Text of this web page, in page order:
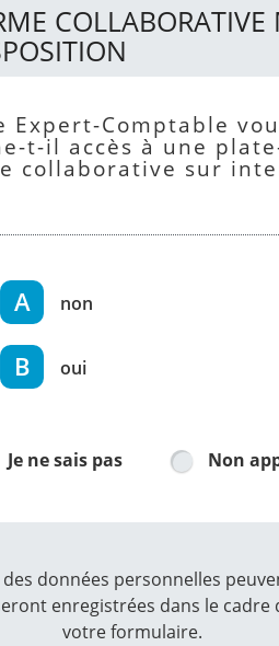
COLLABORATIVE
t-il accès à une
collaborative sur
non
oui
Je ne sais pas Non
des données personnelles
enregistrées dans le cadre
votre formulaire.